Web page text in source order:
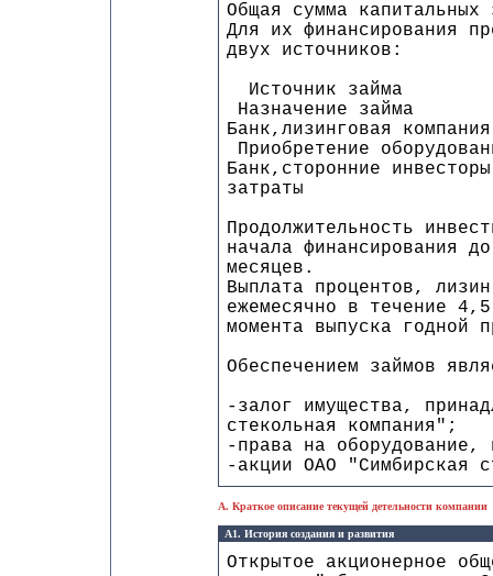
Общая сумма
Для их финансирования
двух источников:
Источник
Назначение займа
Банк,лизинговая
Приобретение
Банк,сторонние
затраты
Продолжительность
начала финансирования
месяцев.
Выплата процентов,
ежемесячно в течение
момента выпуска годной
Обеспечением займов
-залог имущества,
стекольная компания";
-права на оборудование,
-акции ОАО "Симбирская
A. Краткое описание текущей детельности компании
A1. История создания и развития
Открытое акционерное